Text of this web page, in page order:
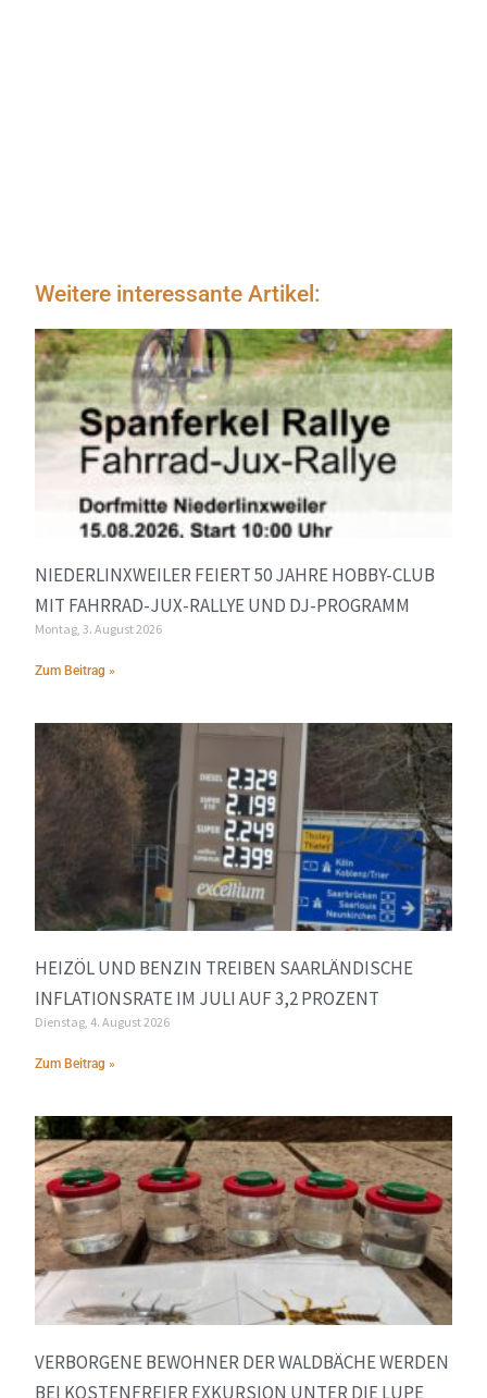
Weitere interessante Artikel:
NIEDERLINXWEILER FEIERT 50 JAHRE HOBBY-CLUB
MIT FAHRRAD-JUX-RALLYE UND DJ-PROGRAMM
Montag, 3. August 2026
Zum Beitrag »
HEIZÖL UND BENZIN TREIBEN SAARLÄNDISCHE
INFLATIONSRATE IM JULI AUF 3,2 PROZENT
Dienstag, 4. August 2026
Zum Beitrag »
VERBORGENE BEWOHNER DER WALDBÄCHE WERDEN
BEI KOSTENFREIER EXKURSION UNTER DIE LUPE